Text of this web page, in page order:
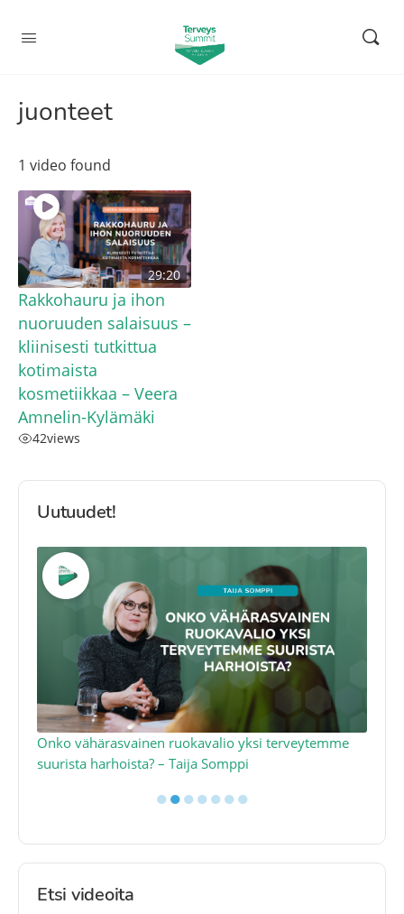
juonteet
1 video found
29:20
Rakkohauru ja ihon
nuoruuden salaisuus –
kliinisesti tutkittua
kotimaista
kosmetiikkaa – Veera
Amnelin-Kylämäki
42views
Uutuudet!
Onko vähärasvainen ruokavalio yksi terveytemme
suurista harhoista? – Taija Somppi
●●●●●●●
Etsi videoita